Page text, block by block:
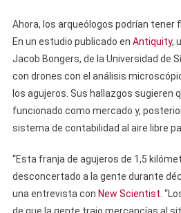
Ahora, los arqueólogos podrían tener
En un estudio publicado en Antiquity,
Jacob Bongers, de la Universidad de
con drones con el análisis
los agujeros. Sus hallazgos sugieren
funcionado como mercado y,
sistema de contabilidad al aire libre
“Esta franja de agujeros de 1,5
desconcertado a la gente durante
una entrevista con New Scientist .
de que la gente trajo mercancías al